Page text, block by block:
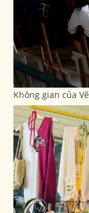
Không gian của